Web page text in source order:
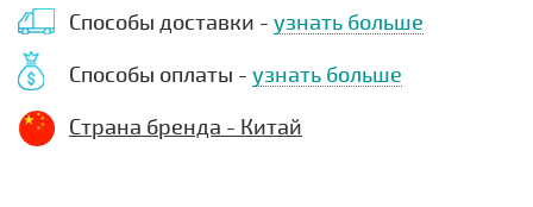
Способы доставки - узнать больше
Способы оплаты - узнать больше
Страна бренда - Китай